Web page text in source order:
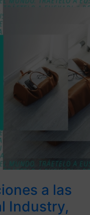
a las
Industry,